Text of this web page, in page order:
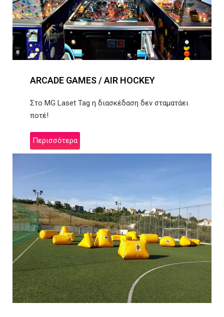
ARCADE GAMES / AIR HOCKEY
Στο MG Laset Tag η διασκέδαση δεν σταματάει
ποτέ!
Περισσότερα